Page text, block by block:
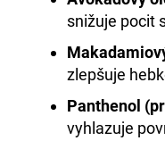
snižuje pocit
zlepšuje
Panthenol
vyhlazuje